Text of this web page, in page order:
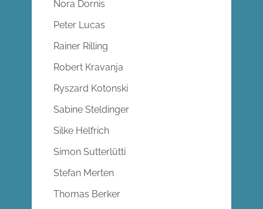
Nora Dornis
Peter Lucas
Rainer Rilling
Robert Kravanja
Ryszard Kotonski
Sabine Steldinger
Silke Helfrich
Simon Sutterlütti
Stefan Merten
Thomas Berker